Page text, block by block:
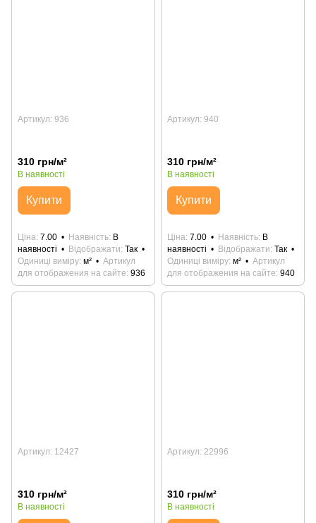
Артикул: 936
310 грн/м²
В наявності
Купити
Ціна 7.00 Наявність В
наявності
Відображати Так
Одиниці виміру м²
Артикул
для отображения на сайте 936
Артикул: 940
310 грн/м²
В наявності
Купити
Ціна 7.00 Наявність В
наявності
Відображати Так
Одиниці виміру м²
Артикул
для отображения на сайте 940
Артикул: 12427
310 грн/м²
В наявності
Артикул: 22996
310 грн/м²
В наявності